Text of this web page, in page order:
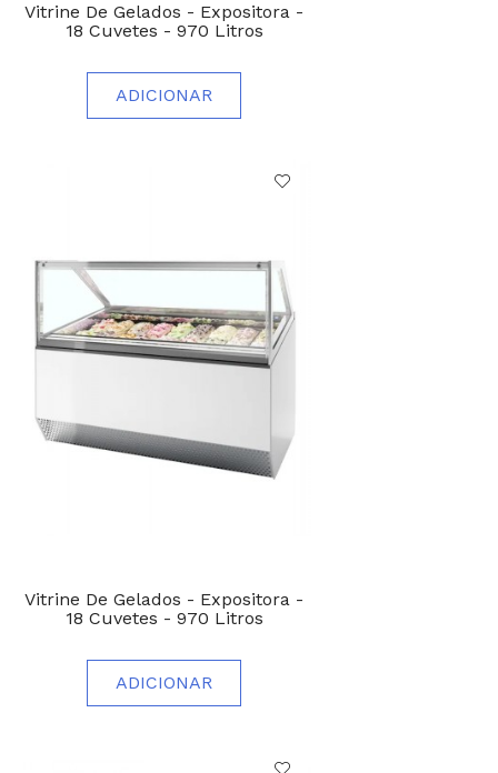
Vitrine De Gelados - Expositora -
18 Cuvetes - 970 Litros
ADICIONAR
Vitrine De Gelados - Expositora -
18 Cuvetes - 970 Litros
ADICIONAR